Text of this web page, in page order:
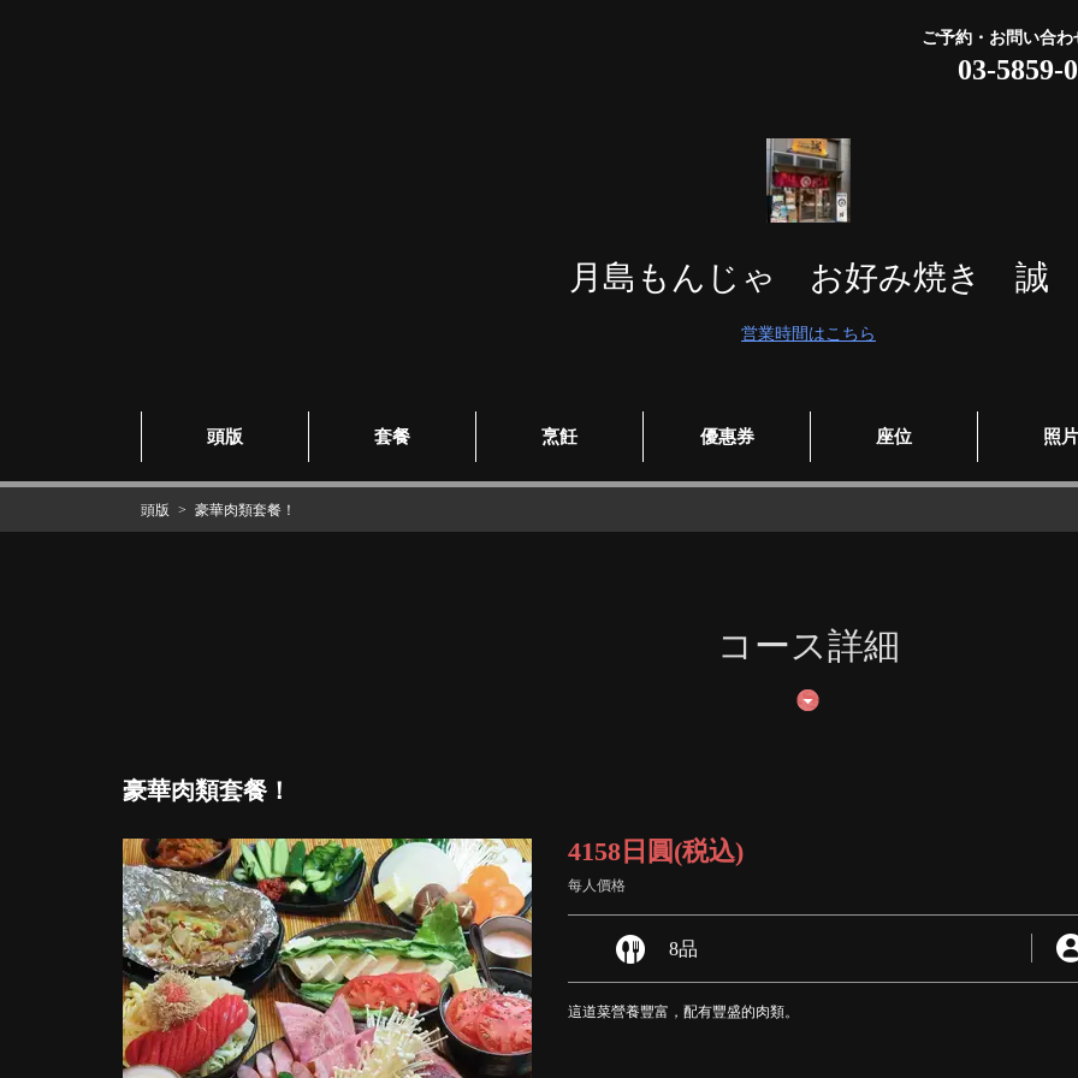
ご予約・お問い合わ
03-5859-
月島もんじゃ お好み焼き 誠
営業時間はこちら
頭版 套餐 烹飪 優惠券 座位 照片
頭版 豪華肉類套餐！
コース詳細
豪華肉類套餐！
4158日圓(税込)
每人價格
8品
這道菜營養豐富，配有豐盛的肉類。